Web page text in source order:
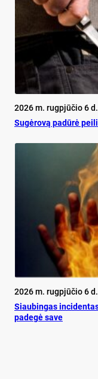
2026 m. rugpjūčio 6 d.
Su­gė­ro­vą pa­dū­rė
2026 m. rugpjūčio 6 d.
Siau­bin­gas
pa­de­gė sa­ve